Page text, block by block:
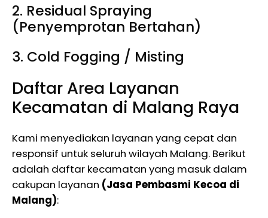
2. Residual Spraying
(Penyemprotan Bertahan)
3. Cold Fogging / Misting
Daftar Area Layanan
Kecamatan di Malang Raya
Kami menyediakan layanan yang cepat dan
responsif untuk seluruh wilayah Malang. Berikut
adalah daftar kecamatan yang masuk dalam
cakupan layanan (Jasa Pembasmi Kecoa di
Malang):